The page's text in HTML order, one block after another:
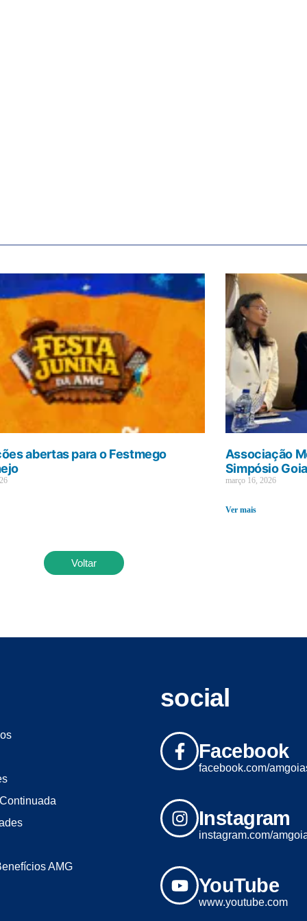
abertas para o Festmego
Associação
Simpósio
março 16, 2026
Ver mais
Voltar
AMG
social
Facebook
facebook.com/
Instagram
instagram.com/
YouTube
www.youtube.com